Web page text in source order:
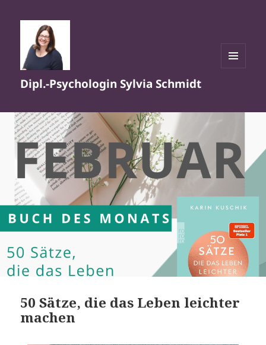
Dipl.-Psychologin Sylvia Schmidt
50 Sätze, die das Leben leichter
machen